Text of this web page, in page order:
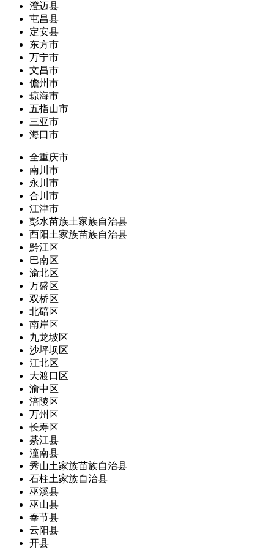
澄迈县
屯昌县
定安县
东方市
万宁市
文昌市
儋州市
琼海市
五指山市
三亚市
海口市
全重庆市
南川市
永川市
合川市
江津市
彭水苗族土家族自治县
酉阳土家族苗族自治县
黔江区
巴南区
渝北区
万盛区
双桥区
北碚区
南岸区
九龙坡区
沙坪坝区
江北区
大渡口区
渝中区
涪陵区
万州区
长寿区
綦江县
潼南县
秀山土家族苗族自治县
石柱土家族自治县
巫溪县
巫山县
奉节县
云阳县
开县